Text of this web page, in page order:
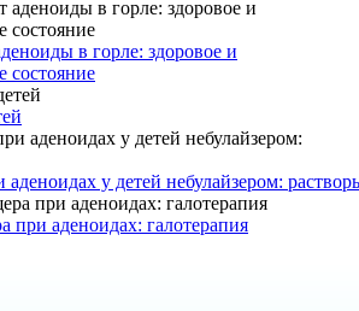
в горле: здоровое и
состояние
у детей небулайзером:
при аденоидах: галотерапия